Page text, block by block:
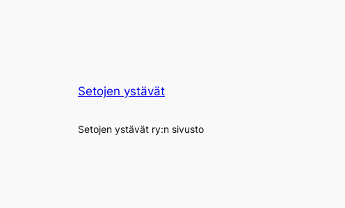
Setojen ystävät
Setojen ystävät ry:n sivusto